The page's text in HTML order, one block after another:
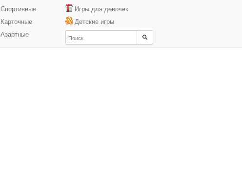
Спортивные
Карточные
Азартные
Игры для девочек
Детские игры